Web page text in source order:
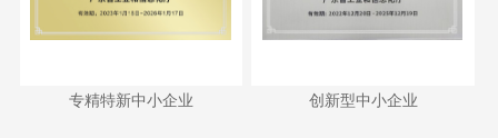
专精特新中小企业
专精特新中小企业 创新型中小企业
创新型中小企业